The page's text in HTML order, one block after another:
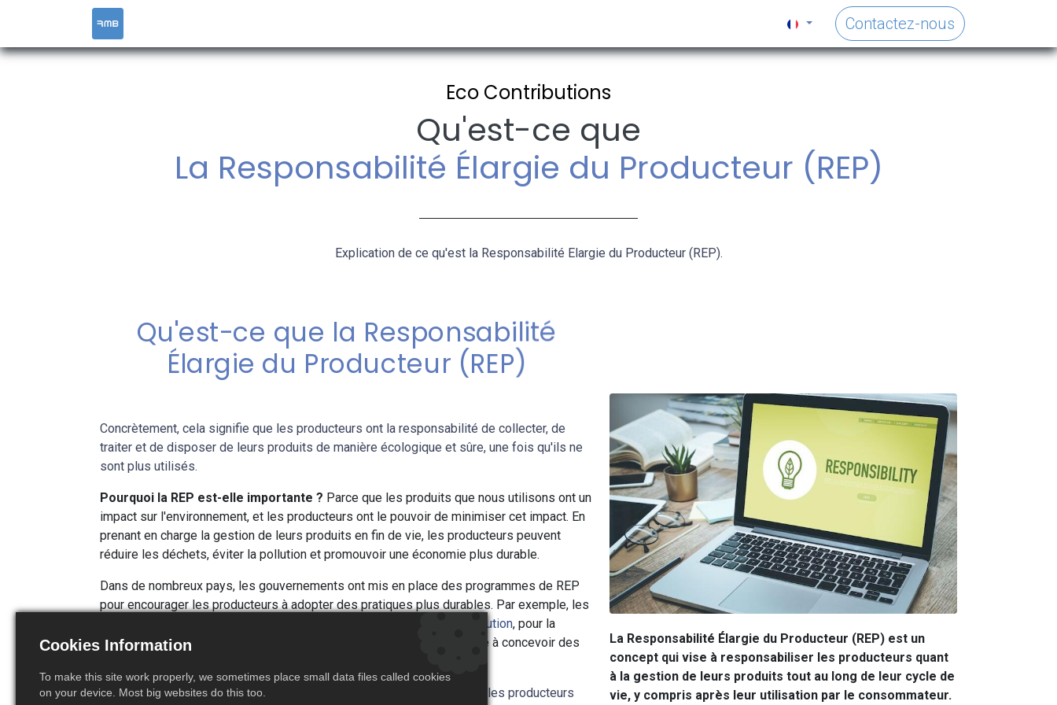
Contactez-nous
Eco Contributions​
Qu'est-ce que
La Responsabilité Élargie du Producteur (REP)
Explication de ce qu'est la Responsabilité Elargie du Producteur (REP).
Qu'est-ce que la Responsabilité
Élargie du Producteur (REP)
Concrètement, cela signifie que les producteurs ont la responsabilité de collecter, de
traiter et de disposer de leurs produits de manière écologique et sûre, une fois qu'ils ne
sont plus utilisés.
Pourquoi la REP est-elle importante ? Parce que les produits que nous utilisons ont un
impact sur l'environnement, et les producteurs ont le pouvoir de minimiser cet impact. En
prenant en charge la gestion de leurs produits en fin de vie, les producteurs peuvent
réduire les déchets, éviter la pollution et promouvoir une économie plus durable.
Dans de nombreux pays, les gouvernements ont mis en place des programmes de REP
pour encourager les producteurs à adopter des pratiques plus durables. Par exemple, les
éco-contribution, pour la
collecte et le traitement de leurs produits en fin de vie, ce qui les incite à concevoir des
En résumé, la REP est un concept important qui vise à responsabiliser les producteurs
La Responsabilité Élargie du Producteur (REP) est un
concept qui vise à responsabiliser les producteurs quant
à la gestion de leurs produits tout au long de leur cycle de
vie, y compris après leur utilisation par le consommateur.
Cookies Information
To make this site work properly, we sometimes place small data files called cookies
on your device. Most big websites do this too.